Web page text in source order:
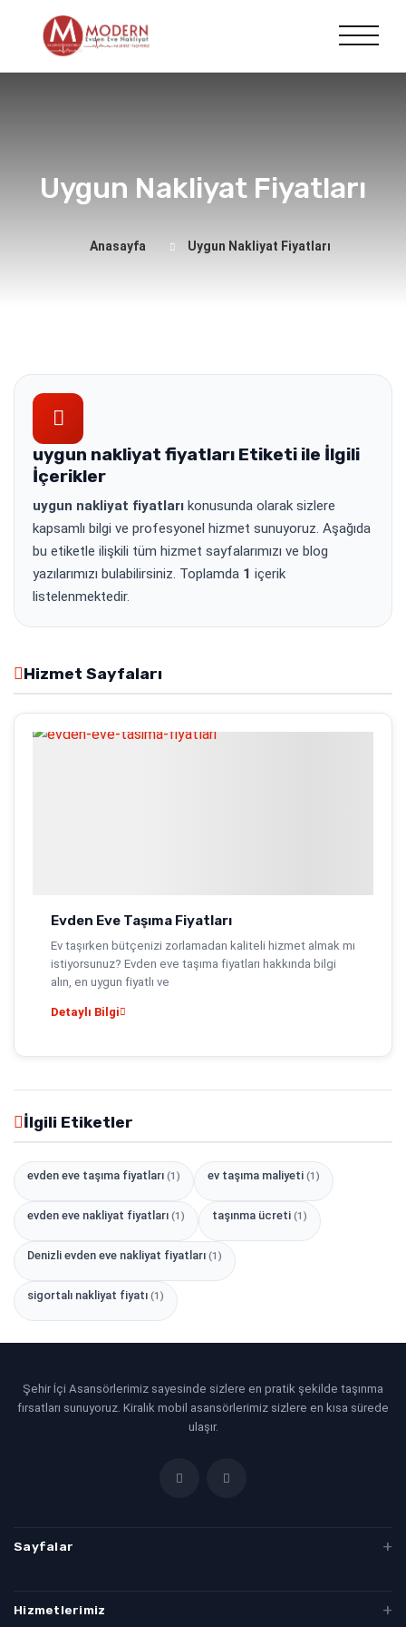
Uygun Nakliyat Fiyatları
Anasayfa Uygun Nakliyat Fiyatları
uygun nakliyat fiyatları Etiketi ile İlgili
İçerikler
uygun nakliyat fiyatları konusunda olarak sizlere
kapsamlı bilgi ve profesyonel hizmet sunuyoruz. Aşağıda
bu etiketle ilişkili tüm hizmet sayfalarımızı ve blog
yazılarımızı bulabilirsiniz. Toplamda 1 içerik
listelenmektedir.
Hizmet Sayfaları
Evden Eve Taşıma Fiyatları
Ev taşırken bütçenizi zorlamadan kaliteli hizmet almak mı
istiyorsunuz? Evden eve taşıma fiyatları hakkında bilgi
alın, en uygun fiyatlı ve
Detaylı Bilgi
İlgili Etiketler
evden eve taşıma fiyatları (1) ev taşıma maliyeti (1)
evden eve nakliyat fiyatları (1) taşınma ücreti (1)
Denizli evden eve nakliyat fiyatları (1)
sigortalı nakliyat fiyatı (1)
Şehir İçi Asansörlerimiz sayesinde sizlere en pratik şekilde taşınma
fırsatları sunuyoruz. Kiralık mobil asansörlerimiz sizlere en kısa sürede
ulaşır.
Sayfalar
Hizmetlerimiz